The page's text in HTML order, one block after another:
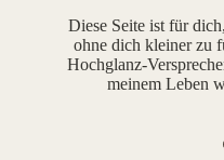
Diese Seite ist für
ohne dich kleiner zu
Hochglanz-
meinem Leben